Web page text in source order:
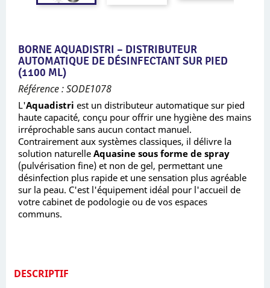
BORNE AQUADISTRI – DISTRIBUTEUR
AUTOMATIQUE DE DÉSINFECTANT SUR PIED
(1100 ML)
Référence : SODE1078
L'Aquadistri est un distributeur automatique sur pied
haute capacité, conçu pour offrir une hygiène des mains
irréprochable sans aucun contact manuel.
Contrairement aux systèmes classiques, il délivre la
solution naturelle Aquasine sous forme de spray
(pulvérisation fine) et non de gel, permettant une
désinfection plus rapide et une sensation plus agréable
sur la peau. C'est l'équipement idéal pour l'accueil de
votre cabinet de podologie ou de vos espaces
communs.
DESCRIPTIF